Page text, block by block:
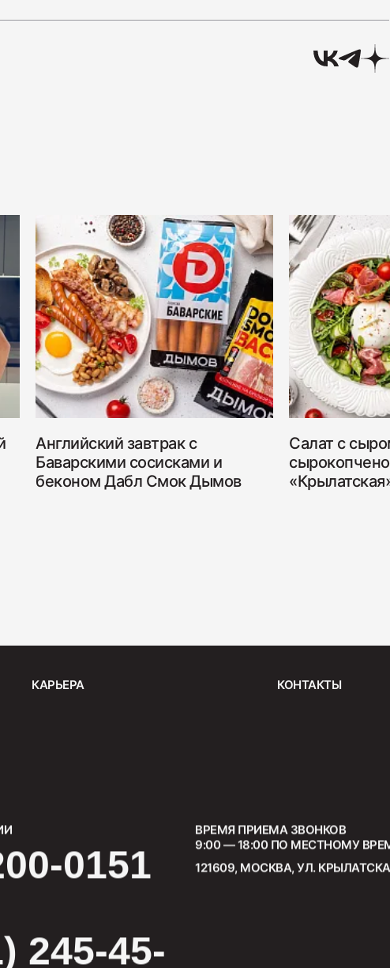
Английский завтрак с
Баварскими сосисками и
беконом Дабл Смок Дымов
Салат с
КАРЬЕРА КОНТАКТЫ
0151
245-45-
ВРЕМЯ ПРИЕМА ЗВОНКОВ
9:00 — 18:00 ПО МЕСТНОМУ
121609, МОСКВА, УЛ.